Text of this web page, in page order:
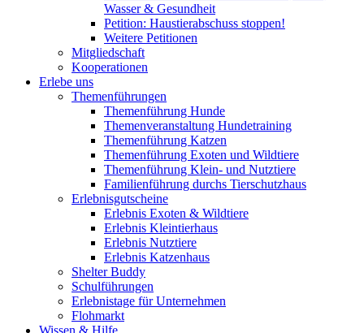
Wasser & Gesundheit
Petition: Haustierabschuss stoppen!
Weitere Petitionen
Mitgliedschaft
Kooperationen
Erlebe uns
Themenführungen
Themenführung Hunde
Themenveranstaltung Hundetraining
Themenführung Katzen
Themenführung Exoten und Wildtiere
Themenführung Klein- und Nutztiere
Familienführung durchs Tierschutzhaus
Erlebnisgutscheine
Erlebnis Exoten & Wildtiere
Erlebnis Kleintierhaus
Erlebnis Nutztiere
Erlebnis Katzenhaus
Shelter Buddy
Schulführungen
Erlebnistage für Unternehmen
Flohmarkt
Wissen & Hilfe